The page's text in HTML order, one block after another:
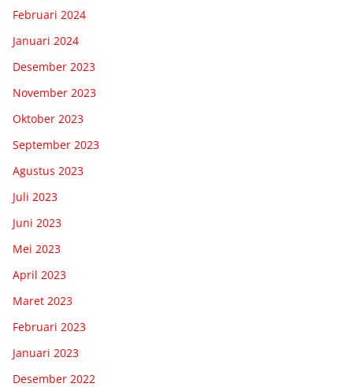
Februari 2024
Januari 2024
Desember 2023
November 2023
Oktober 2023
September 2023
Agustus 2023
Juli 2023
Juni 2023
Mei 2023
April 2023
Maret 2023
Februari 2023
Januari 2023
Desember 2022